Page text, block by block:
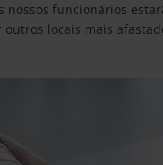
funcionários
locais mais